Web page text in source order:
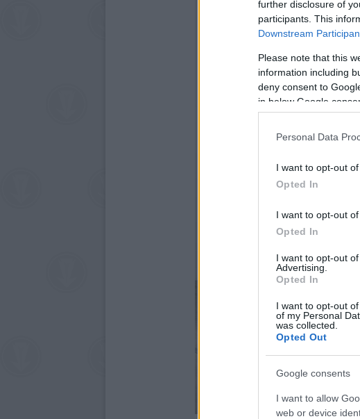
further disclosure of
participants. This
Downstream
Please note that this
information including
deny consent to
in below Google
Personal Data
I want to opt-out
Opted In
I want to opt-out
Opted In
I want to opt-out
Advertising.
Opted In
I want to opt-out
of my Personal
was collected.
Opted Out
Google consents
I want to allow
web or device